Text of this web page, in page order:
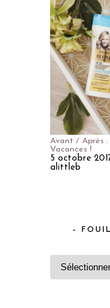
Avant / Après :
Vacances !
5 octobre
alittleb
–